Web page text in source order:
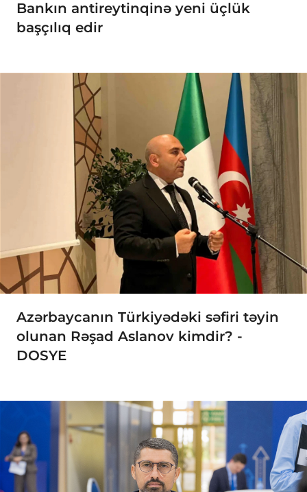
Bankın antireytinqinə yeni üçlük
başçılıq edir
Azərbaycanın Türkiyədəki səfiri təyin
olunan Rəşad Aslanov kimdir? -
DOSYE